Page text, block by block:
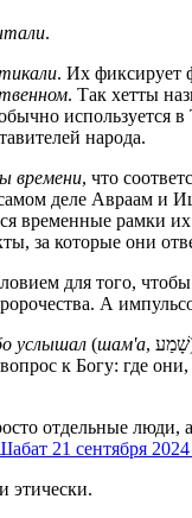
.
. Их фиксирует
. Так хетты
используется в
народа.
времени, что
деле Авраам и
временные рамки
за которые они
для того,
А
услышал (шам'а
отдельные люди, а
21 сентября 2024
этически.